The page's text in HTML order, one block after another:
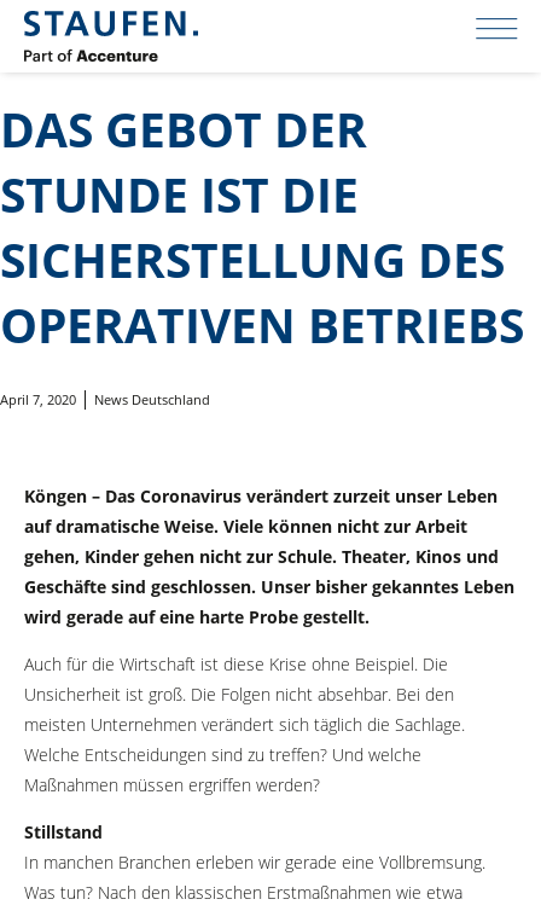
DAS GEBOT DER
STUNDE IST DIE
SICHERSTELLUNG DES
OPERATIVEN BETRIEBS
April 7, 2020 News Deutschland
Köngen – Das Coronavirus verändert zurzeit unser Leben
auf dramatische Weise. Viele können nicht zur Arbeit
gehen, Kinder gehen nicht zur Schule. Theater, Kinos und
Geschäfte sind geschlossen. Unser bisher gekanntes Leben
wird gerade auf eine harte Probe gestellt.
Auch für die Wirtschaft ist diese Krise ohne Beispiel. Die
Unsicherheit ist groß. Die Folgen nicht absehbar. Bei den
meisten Unternehmen verändert sich täglich die Sachlage.
Welche Entscheidungen sind zu treffen? Und welche
Maßnahmen müssen ergriffen werden?
Stillstand
In manchen Branchen erleben wir gerade eine Vollbremsung.
Was tun? Nach den klassischen Erstmaßnahmen wie etwa